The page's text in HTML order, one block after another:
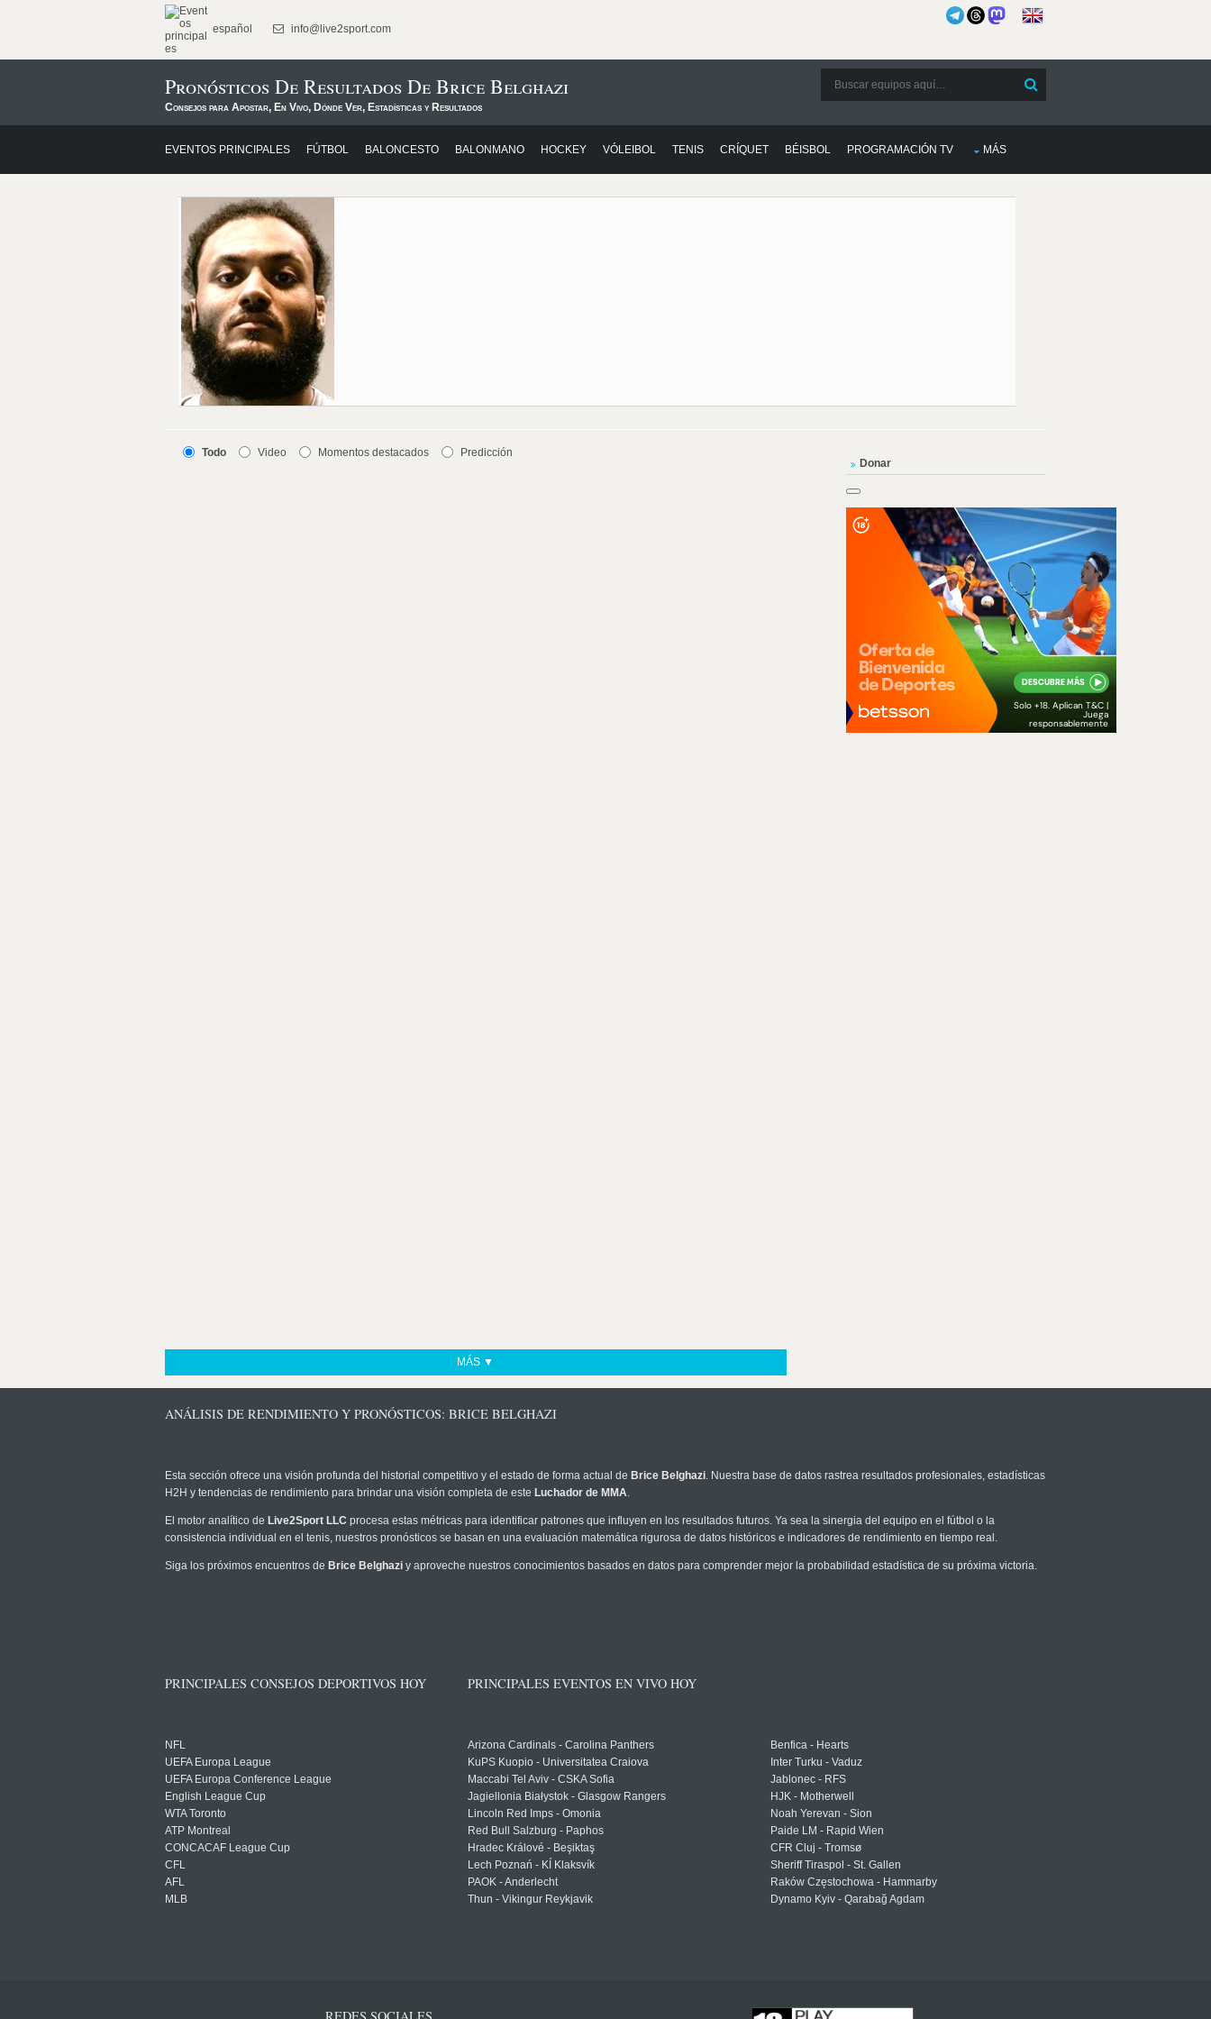
español info@live2sport.com
Pronósticos De Resultados De Brice Belghazi
Consejos para Apostar, En Vivo, Dónde Ver, Estadísticas y Resultados
EVENTOS PRINCIPALES FÚTBOL BALONCESTO BALONMANO HOCKEY VÓLEIBOL TENIS CRÍQUET BÉISBOL PROGRAMACIÓN TV MÁS
Todo Video Momentos destacados Predicción
MÁS ▼
Donar
ANÁLISIS DE RENDIMIENTO Y PRONÓSTICOS: BRICE BELGHAZI
Esta sección ofrece una visión profunda del historial competitivo y el estado de forma actual de Brice Belghazi. Nuestra base de datos rastrea resultados profesionales, estadísticas
H2H y tendencias de rendimiento para brindar una visión completa de este Luchador de MMA.
El motor analítico de Live2Sport LLC procesa estas métricas para identificar patrones que influyen en los resultados futuros. Ya sea la sinergia del equipo en el fútbol o la
consistencia individual en el tenis, nuestros pronósticos se basan en una evaluación matemática rigurosa de datos históricos e indicadores de rendimiento en tiempo real.
Siga los próximos encuentros de Brice Belghazi y aproveche nuestros conocimientos basados en datos para comprender mejor la probabilidad estadística de su próxima victoria.
PRINCIPALES CONSEJOS DEPORTIVOS HOY
NFL
UEFA Europa League
UEFA Europa Conference League
English League Cup
WTA Toronto
ATP Montreal
CONCACAF League Cup
CFL
AFL
MLB
PRINCIPALES EVENTOS EN VIVO HOY
Arizona Cardinals - Carolina Panthers
KuPS Kuopio - Universitatea Craiova
Maccabi Tel Aviv - CSKA Sofia
Jagiellonia Białystok - Glasgow Rangers
Lincoln Red Imps - Omonia
Red Bull Salzburg - Paphos
Hradec Králové - Beşiktaş
Lech Poznań - KÍ Klaksvík
PAOK - Anderlecht
Thun - Vikingur Reykjavik
Benfica - Hearts
Inter Turku - Vaduz
Jablonec - RFS
HJK - Motherwell
Noah Yerevan - Sion
Paide LM - Rapid Wien
CFR Cluj - Tromsø
Sheriff Tiraspol - St. Gallen
Raków Częstochowa - Hammarby
Dynamo Kyiv - Qarabağ Agdam